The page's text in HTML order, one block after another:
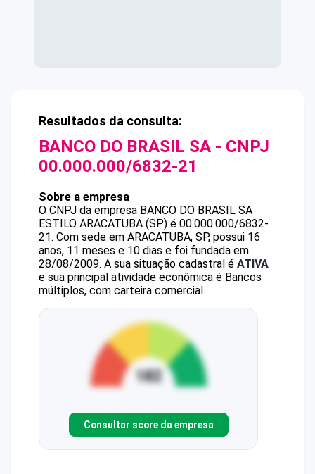
Resultados da consulta:
BANCO DO BRASIL SA - CNPJ
00.000.000/6832-21
Sobre a empresa
O CNPJ da empresa BANCO DO BRASIL SA
ESTILO ARACATUBA (SP) é 00.000.000/6832-
21. Com sede em ARACATUBA, SP, possui 16
anos, 11 meses e 10 dias e foi fundada em
28/08/2009. A sua situação cadastral é ATIVA
e sua principal atividade econômica é Bancos
múltiplos, com carteira comercial.
Consultar score da empresa